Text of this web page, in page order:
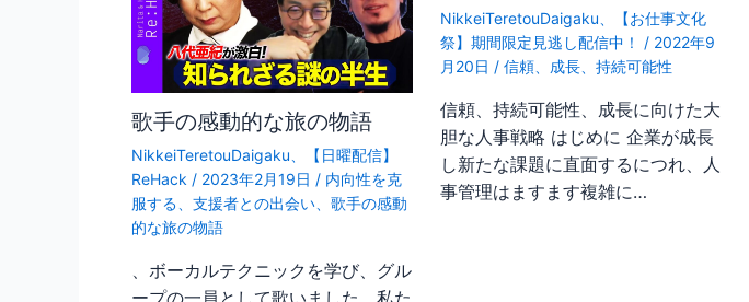
歌手の感動的な旅の物語
NikkeiTeretouDaigaku
【日曜配信】
ReHack / 2023年2月19日 / 内向性を克
服する
支援者との出会い
歌手の感動
的な旅の物語
、ボーカルテクニックを学び、グル
NikkeiTeretouDaigaku、
【お仕事文化
祭】期間限定見逃し配信中！ / 2022年9
月20日 /信頼、 成長、持続可能性
信頼、持続可能性、成長に向けた大
胆な人事戦略 はじめに 企業が成長
し新たな課題に直面するにつれ、人
事管理はますます複雑に…